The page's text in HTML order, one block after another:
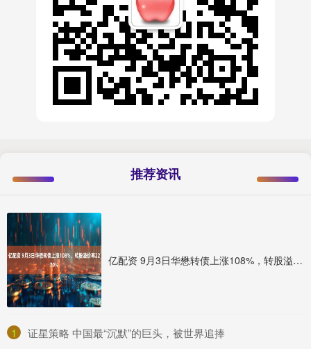
推荐资讯
亿配资 9月3日华懋转债上涨108%，转股溢价率2279%
1 ​证星策略 中国最“沉默”的巨头，被世界追捧